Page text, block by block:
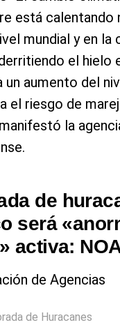
está calentando
mundial y en la
el hielo
un aumento del
el riesgo de
la
de
será
» activa:
de Agencias
de Huracanes